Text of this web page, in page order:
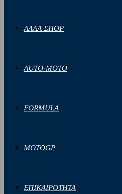
ΑΛΛΑ ΣΠΟΡ
AUTO-MOTO
FORMULA
MOTOGP
ΕΠΙΚΑΙΡΟΤΗΤΑ